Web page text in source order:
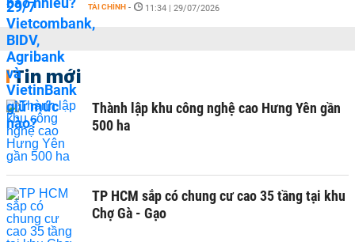
TÀI CHÍNH - 11:34 | 29/07/2026
Tin mới
Thành lập khu công nghệ cao Hưng Yên gần
500 ha
TP HCM sắp có chung cư cao 35 tầng tại khu
Chợ Gà - Gạo